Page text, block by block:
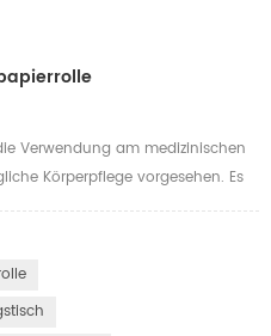
Verwendung am medizinischen
Körperpflege vorgesehen. Es
Kontamination durch
für den Einsatz in
auf dem Krankenbett